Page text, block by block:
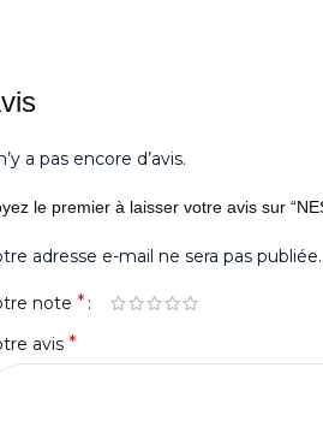
a pas encore d’avis.
le premier à laisser votre avis sur
adresse e-mail ne sera pas publiée.
note *
avis *